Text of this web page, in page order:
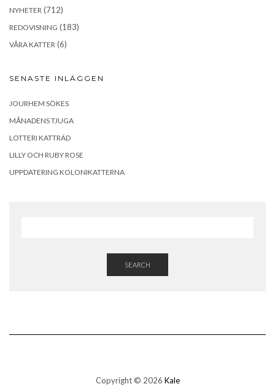
NYHETER (712)
REDOVISNING (183)
VÅRA KATTER (6)
SENASTE INLÄGGEN
JOURHEM SÖKES
MÅNADENS TJUGA
LOTTERI KATTRÄD
LILLY OCH RUBY ROSE
UPPDATERING KOLONIKATTERNA
SEARCH
Copyright © 2026 Kale